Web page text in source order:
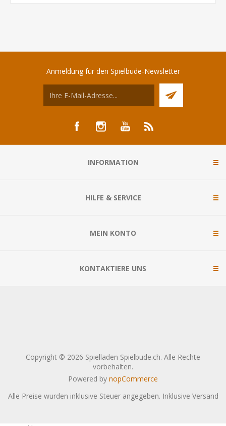
Anmeldung für den Spielbude-Newsletter
INFORMATION
HILFE & SERVICE
MEIN KONTO
KONTAKTIERE UNS
Copyright © 2026 Spielladen Spielbude.ch. Alle Rechte
vorbehalten.
Powered by nopCommerce
Alle Preise wurden inklusive Steuer angegeben. Inklusive Versand